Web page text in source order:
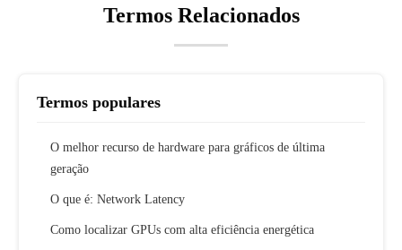
Termos Relacionados
Termos populares
O melhor recurso de hardware para gráficos de última
geração
O que é: Network Latency
Como localizar GPUs com alta eficiência energética